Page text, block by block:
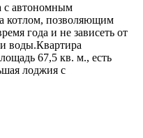
с автономным
котлом, позволяющим
года и не зависеть от
воды.Квартира
67,5 кв. м., есть
лоджия с